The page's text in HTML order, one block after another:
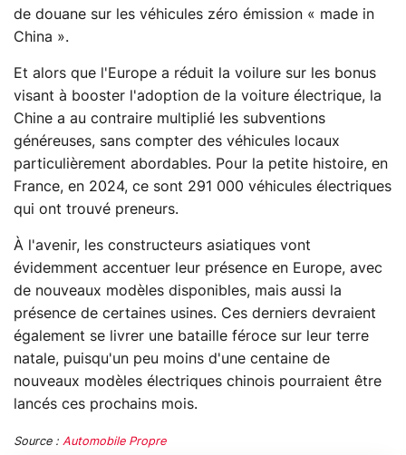
de douane sur les véhicules zéro émission « made in
China ».
Et alors que l'Europe a réduit la voilure sur les bonus
visant à booster l'adoption de la voiture électrique, la
Chine a au contraire multiplié les subventions
généreuses, sans compter des véhicules locaux
particulièrement abordables. Pour la petite histoire, en
France, en 2024, ce sont 291 000 véhicules électriques
qui ont trouvé preneurs.
À l'avenir, les constructeurs asiatiques vont
évidemment accentuer leur présence en Europe, avec
de nouveaux modèles disponibles, mais aussi la
présence de certaines usines. Ces derniers devraient
également se livrer une bataille féroce sur leur terre
natale, puisqu'un peu moins d'une centaine de
nouveaux modèles électriques chinois pourraient être
lancés ces prochains mois.
Source : Automobile Propre